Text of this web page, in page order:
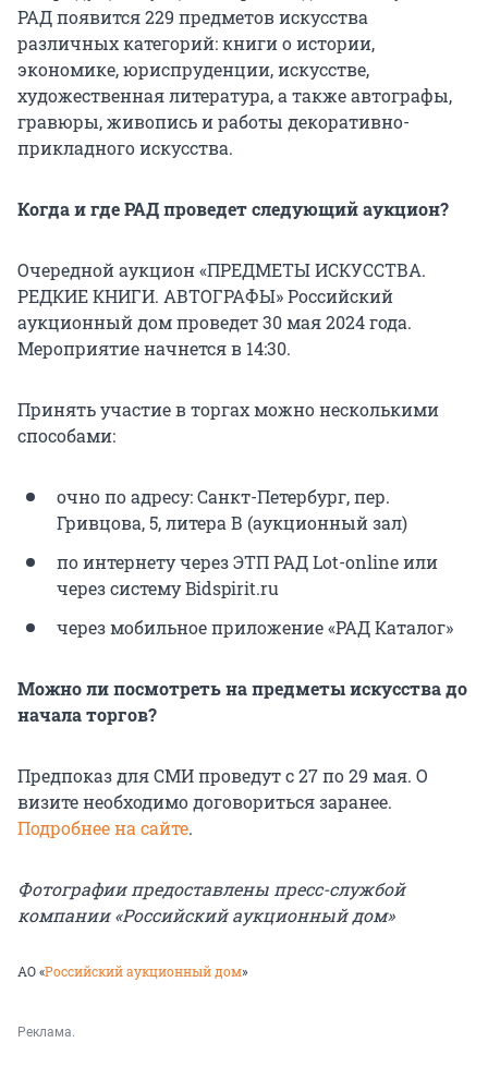
РАД появится 229 предметов искусства
различных категорий: книги о истории,
экономике, юриспруденции, искусстве,
художественная литература, а также автографы,
гравюры, живопись и работы декоративно-
прикладного искусства.
Когда и где РАД проведет следующий аукцион?
Очередной аукцион «ПРЕДМЕТЫ ИСКУССТВА.
РЕДКИЕ КНИГИ. АВТОГРАФЫ» Российский
аукционный дом проведет 30 мая 2024 года.
Мероприятие начнется в 14:30.
Принять участие в торгах можно несколькими
способами:
очно по адресу: Санкт-Петербург, пер.
Гривцова, 5, литера В (аукционный зал)
по интернету через ЭТП РАД Lot-online или
через систему Bidspirit.ru
через мобильное приложение «РАД Каталог»
Можно ли посмотреть на предметы искусства до
начала торгов?
Предпоказ для СМИ проведут с 27 по 29 мая. О
визите необходимо договориться заранее.
Подробнее на сайте.
Фотографии предоставлены пресс-службой
компании «Российский аукционный дом»
АО «Российский аукционный дом»
Реклама.